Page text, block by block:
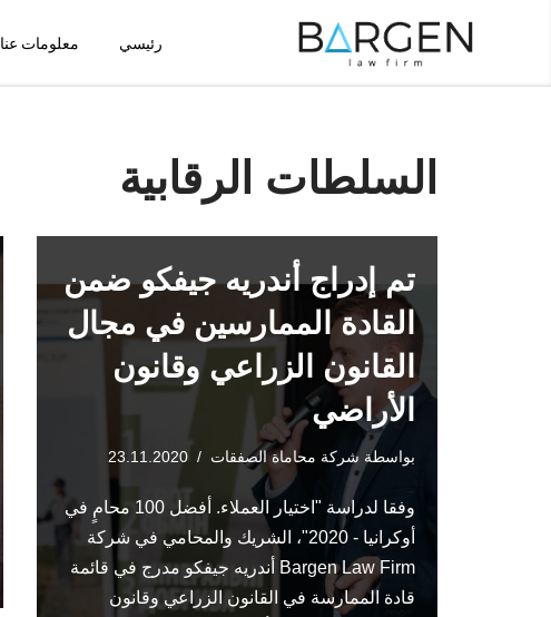
رئيسي معلومات عنا
السلطات الرقابية
تم إدراج أندريه جيفكو ضمن
القادة الممارسين في مجال
القانون الزراعي وقانون
الأراضي
بواسطة شركة محاماة الصفقات 23.11.2020
وفقا لدراسة "اختيار العملاء. أفضل 100 محامٍ في
أوكرانيا - 2020"، الشريك والمحامي في شركة
Bargen Law Firm أندريه جيفكو مدرج في قائمة
قادة الممارسة في القانون الزراعي وقانون